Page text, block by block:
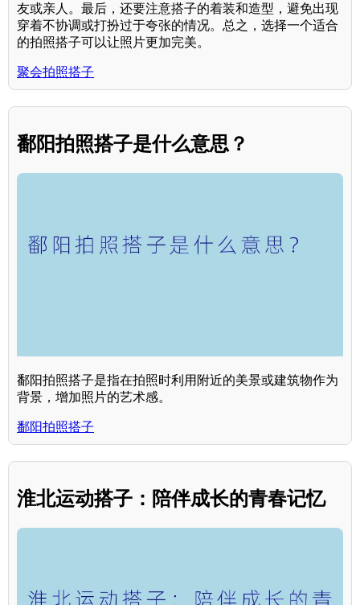
友或亲人。最后，还要注意搭子的着装和造型，避免出现
穿着不协调或打扮过于夸张的情况。总之，选择一个适合
的拍照搭子可以让照片更加完美。
聚会拍照搭子
鄱阳拍照搭子是什么意思？
鄱阳拍照搭子是指在拍照时利用附近的美景或建筑物作为
背景，增加照片的艺术感。
鄱阳拍照搭子
淮北运动搭子：陪伴成长的青春记忆